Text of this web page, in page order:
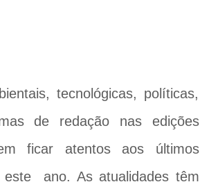
tecnológicas, políticas,
de redação nas edições
ficar atentos aos últimos
este ano. As atualidades têm